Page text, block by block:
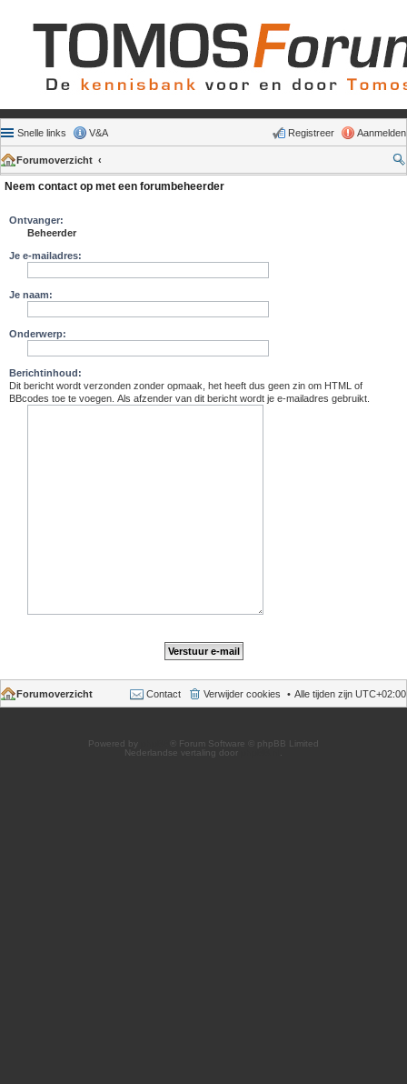
Snelle links V&A Aanmelden
Registreer
Forumoverzicht
Neem contact op met een forumbeheerder
Ontvanger:
Beheerder
Je e-mailadres:
Je naam:
Onderwerp:
Berichtinhoud:
Dit bericht wordt verzonden zonder opmaak, het heeft dus geen zin om HTML of
BBcodes toe te voegen. Als afzender van dit bericht wordt je e-mailadres gebruikt.
Forumoverzicht Alle tijden zijn UTC+02:00
Verwijder cookies
Contact
Powered by
® Forum Software © phpBB Limited
Nederlandse vertaling door